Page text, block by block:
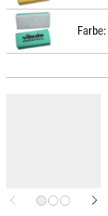
Farbe: